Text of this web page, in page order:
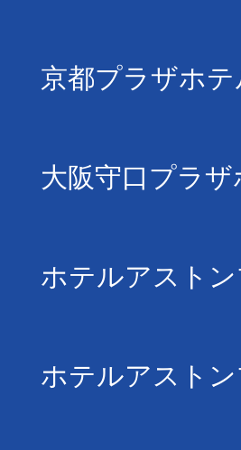
京都プラザホ
大阪守口プラ
ホテルアスト
ホテルアスト